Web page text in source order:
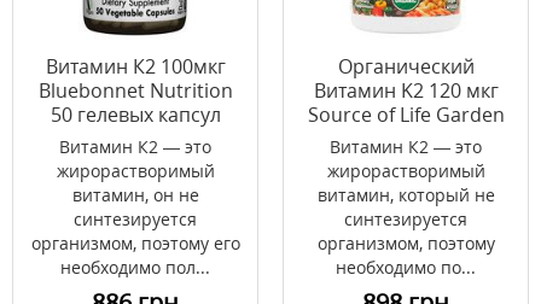
Витамин К2 100мкг
Bluebonnet Nutrition
50 гелевых капсул
Витамин К2 — это
жирорастворимый
витамин, он не
синтезируется
организмом, поэтому его
необходимо пол...
Органический
Витамин K2 120 мкг
Source of Life Garden
Natures Plus 60
гелевых капсул
Витамин К2 — это
жирорастворимый
витамин, который не
синтезируется
организмом, поэтому
необходимо по...